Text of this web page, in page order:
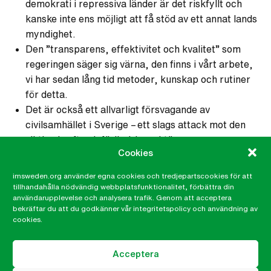
Cookies
imsweden.org använder egna cookies och tredjepartscookies för att
tillhandahålla nödvändig webbplatsfunktionalitet, förbättra din
användarupplevelse och analysera trafik. Genom att acceptera
bekräftar du att du godkänner vår integritetspolicy och användning av
cookies.
Acceptera
demokrati i repressiva länder är det riskfyllt och
kanske inte ens möjligt att få stöd av ett annat lands
myndighet.
Den ”transparens, effektivitet och kvalitet” som
regeringen säger sig värna, den finns i vårt arbete,
vi har sedan lång tid metoder, kunskap och rutiner
för detta.
Det är också ett allvarligt försvagande av
civilsamhället i Sverige – ett slags attack mot den
viktiga kraft och förändringsaktör som
civilsamhället alltid varit – vilket innebär ett
2024 har IM beviljats 64 miljoner kronor från Sida.
2025 riskerar IM att få 0 kronor.
2023 hade IM 88 stycken Sida-finansierade